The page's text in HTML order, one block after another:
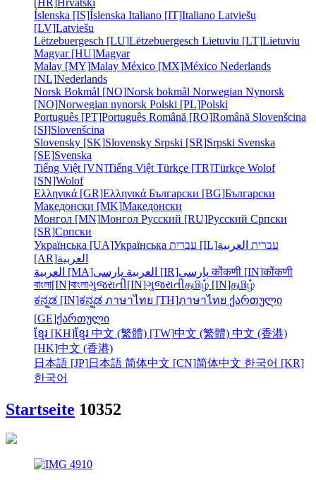
Íslenska [IS]Íslenska Italiano [IT]Italiano Latviešu
[LV]Latviešu
Lëtzebuergesch [LU]Lëtzebuergesch Lietuviu [LT]Lietuviu
Magyar [HU]Magyar
Malay [MY]Malay México [MX]México Nederlands
[NL]Nederlands
Norsk Bokmål [NO]Norsk bokmål Norwegian Nynorsk
[NO]Norwegian nynorsk Polski [PL]Polski
Português [PT]Português Română [RO]Română Slovenšcina
[SI]Slovenšcina
Slovensky [SK]Slovensky Srpski [SR]Srpski Svenska
[SE]Svenska
Tiếng Việt [VN]Tiếng Việt Türkçe [TR]Türkçe Wolof
[SN]Wolof
Ελληνικά [GR]Ελληνικά Български [BG]Български
Македонски [MK]Македонски
Монгол [MN]Монгол Русский [RU]Русский Српски
[SR]Српски
Українська [UA]Українська עברית [IL] עברית العربية
[AR]العربية
العربية [MA]
العربية پارسی [IR] پارسیकोंकणी [IN]कोंकणी
বাংলা[IN]বাংলাગુજરાતી[IN]ગુજરાતીதமிழ் [IN]தமிழ்
ಕನ್ನಡ [IN]ಕನ್ನಡ ภาษาไทย [TH]ภาษาไทย ქართული
[GE]ქართული
ខ្មែរ [KH]ខ្មែរ 中文 (繁體) [TW]中文 (繁體) 中文 (香港)
[HK]中文 (香港)
日本語 [JP]日本語 简体中文 [CN]简体中文 한국어 [KR]
한국어
Startseite 10352